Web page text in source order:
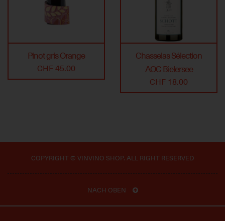
Pinot gris Orange
CHF 45.00
Chasselas Sélection
AOC Bielersee
CHF 18.00
COPYRIGHT © VINVINO SHOP. ALL RIGHT RESERVED
NACH OBEN